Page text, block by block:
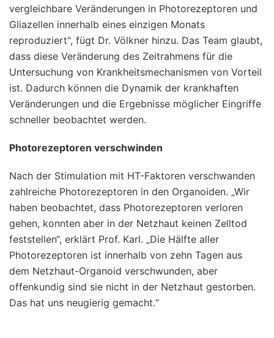
vergleichbare Veränderungen in Photorezeptoren und
Gliazellen innerhalb eines einzigen Monats
reproduziert", fügt Dr. Völkner hinzu. Das Team glaubt,
dass diese Veränderung des Zeitrahmens für die
Untersuchung von Krankheitsmechanismen von Vorteil
ist. Dadurch können die Dynamik der krankhaften
Veränderungen und die Ergebnisse möglicher Eingriffe
schneller beobachtet werden.
Photorezeptoren verschwinden
Nach der Stimulation mit HT-Faktoren verschwanden
zahlreiche Photorezeptoren in den Organoiden. „Wir
haben beobachtet, dass Photorezeptoren verloren
gehen, konnten aber in der Netzhaut keinen Zelltod
feststellen“, erklärt Prof. Karl. „Die Hälfte aller
Photorezeptoren ist innerhalb von zehn Tagen aus
dem Netzhaut-Organoid verschwunden, aber
offenkundig sind sie nicht in der Netzhaut gestorben.
Das hat uns neugierig gemacht.“